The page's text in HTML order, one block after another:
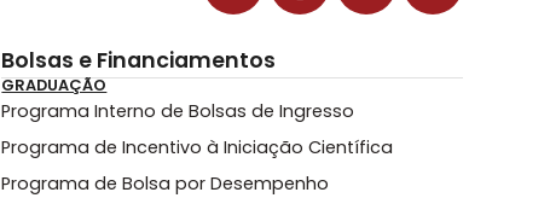
Bolsas e Financiamentos
GRADUAÇÃO
Programa Interno de Bolsas de Ingresso
Programa de Incentivo à Iniciação Científica
Programa de Bolsa por Desempenho